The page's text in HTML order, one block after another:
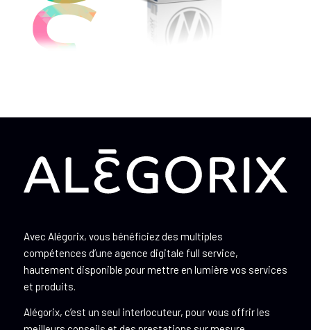
Avec Alégorix, vous bénéficiez des multiples
compétences d’une agence digitale full service,
hautement disponible pour mettre en lumière vos services
et produits.
Alégorix, c’est un seul interlocuteur, pour vous offrir les